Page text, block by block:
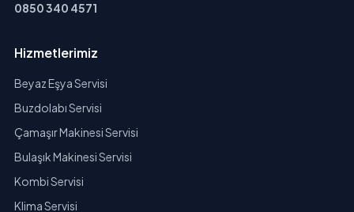
0850 340 4571
Hizmetlerimiz
Beyaz Eşya Servisi
Buzdolabı Servisi
Çamaşır Makinesi Servisi
Bulaşık Makinesi Servisi
Kombi Servisi
Klima Servisi